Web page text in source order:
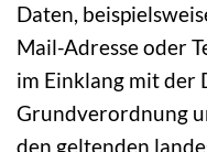
Daten,
Mail-Adresse oder
im Einklang mit der
Grundverordnung
den geltenden